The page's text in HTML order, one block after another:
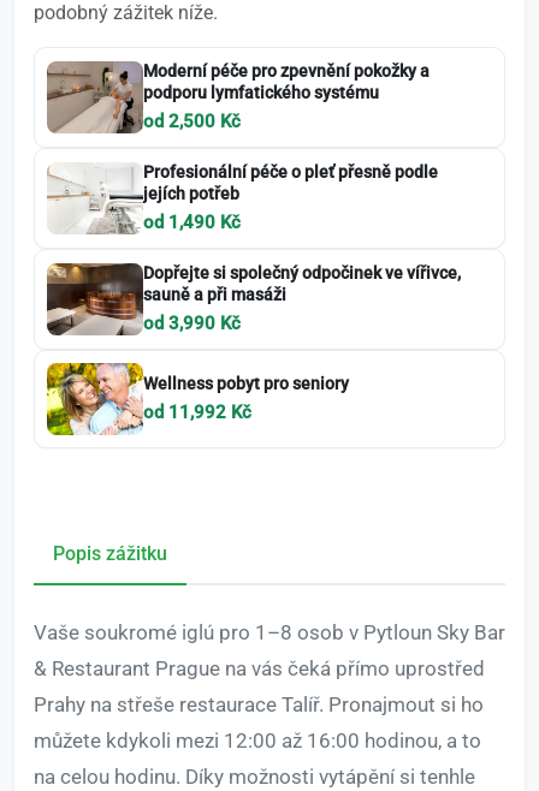
podobný zážitek níže.
Moderní péče pro zpevnění pokožky a
podporu lymfatického systému
od 2,500 Kč
Profesionální péče o pleť přesně podle
jejích potřeb
od 1,490 Kč
Dopřejte si společný odpočinek ve vířivce,
sauně a při masáži
od 3,990 Kč
Wellness pobyt pro seniory
od 11,992 Kč
Popis zážitku
Vaše soukromé iglú pro 1–8 osob v Pytloun Sky Bar
& Restaurant Prague na vás čeká přímo uprostřed
Prahy na střeše restaurace Talíř. Pronajmout si ho
můžete kdykoli mezi 12:00 až 16:00 hodinou, a to
na celou hodinu. Díky možnosti vytápění si tenhle